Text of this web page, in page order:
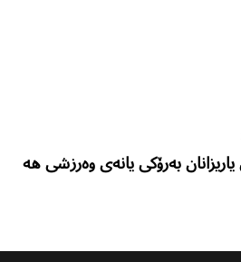
بەرۆکی یانەی وەرزشی هە